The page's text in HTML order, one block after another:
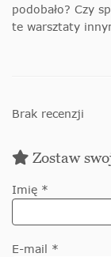
podobało? Czy
te warsztaty
Brak recenzji
Zostaw
Imię *
E-mail *